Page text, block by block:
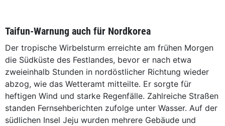
Taifun-Warnung auch für Nordkorea
Der tropische Wirbelsturm erreichte am frühen Morgen
die Südküste des Festlandes, bevor er nach etwa
zweieinhalb Stunden in nordöstlicher Richtung wieder
abzog, wie das Wetteramt mitteilte. Er sorgte für
heftigen Wind und starke Regenfälle. Zahlreiche Straßen
standen Fernsehberichten zufolge unter Wasser. Auf der
südlichen Insel Jeju wurden mehrere Gebäude und